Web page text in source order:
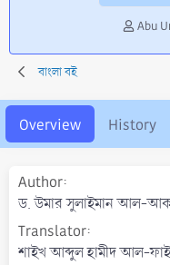
A
t
Abu
বাংলা বই
Overview History
Author
ড. উমার সুলাইমান আল-
Translator
শাইখ আব্দুল হামীদ আল-